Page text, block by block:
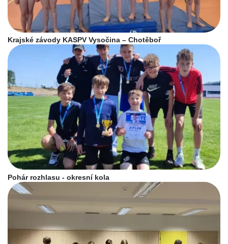
Krajské závody KASPV Vysočina – Chotěboř
Pohár rozhlasu - okresní kola